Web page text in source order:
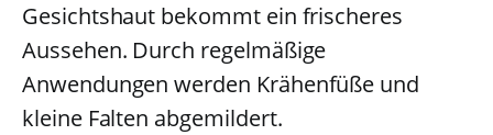
Gesichtshaut bekommt ein frischeres
Aussehen. Durch regelmäßige
Anwendungen werden Krähenfüße und
kleine Falten abgemildert.